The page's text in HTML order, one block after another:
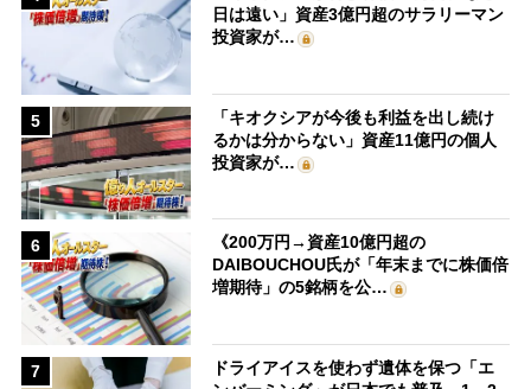
日は遠い」資産3億円超のサラリーマン
投資家が…
5
「キオクシアが今後も利益を出し続け
るかは分からない」資産11億円の個人
投資家が…
6
《200万円→資産10億円超の
DAIBOUCHOU氏が「年末までに株価倍
増期待」の5銘柄を公…
7
ドライアイスを使わず遺体を保つ「エ